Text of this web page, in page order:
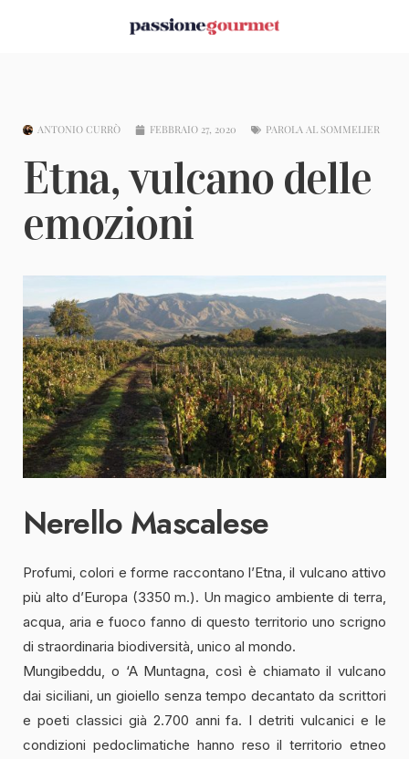
ANTONIO CURRÒ FEBBRAIO 27, 2020 PAROLA AL SOMMELIER
Etna, vulcano delle
emozioni
Nerello Mascalese
Profumi, colori e forme raccontano l’Etna, il vulcano attivo
più alto d’Europa (3350 m.). Un magico ambiente di terra,
acqua, aria e fuoco fanno di questo territorio uno scrigno
di straordinaria biodiversità, unico al mondo.
Mungibeddu, o ‘A Muntagna, così è chiamato il vulcano
dai siciliani, un gioiello senza tempo decantato da scrittori
e poeti classici già 2.700 anni fa. I detriti vulcanici e le
condizioni pedoclimatiche hanno reso il territorio etneo